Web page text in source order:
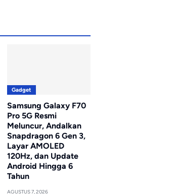
Gadget
Samsung Galaxy F70
Pro 5G Resmi
Meluncur, Andalkan
Snapdragon 6 Gen 3,
Layar AMOLED
120Hz, dan Update
Android Hingga 6
Tahun
AGUSTUS 7, 2026